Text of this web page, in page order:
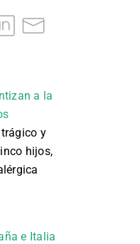
a la
trágico y
hijos,
e Italia